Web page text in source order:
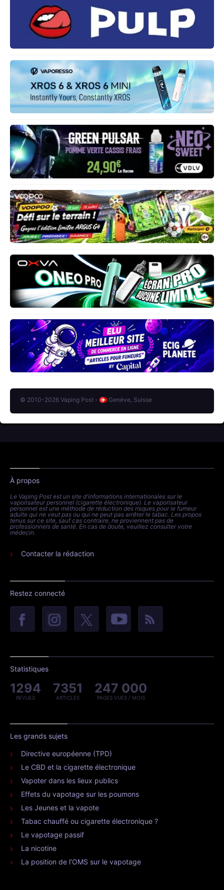
© 2010-2026 Vaping Post - Genève, Suisse
À propos
Le Vaping Post est un site d'informations internationales sur le
vaporisateur personnel (cigarette électronique). Le vaporisateur
personnel est une méthode de réduction des risques pour le fumeur
adulte qui ne veut pas ou qui ne peut pas arrêter le tabac. Les propos
tenus sur ce site, sauf cas contraire, ne proviennent pas de
professionnels de santé. En cas de doute, veuillez consulter votre
médecin.
Contacter la rédaction
Restez connecté
Statistiques
1294
REVUES
7351
ARTICLES
247 000
PAGES VUES / MOIS
Les grands sujets
Directive européenne (TPD)
Le CBD et la cigarette électronique
Vapoter dans les lieux publics
Effets du vapotage sur les poumons
Les Jeunes et la vapote
Tabac chauffé ou cigarette électronique ?
Le vapotage passif
La nicotine
La position de l’OMS sur le vapotage